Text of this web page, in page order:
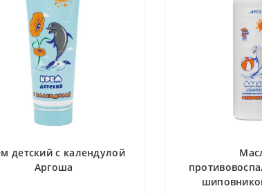
детский с календулой
Аргоша